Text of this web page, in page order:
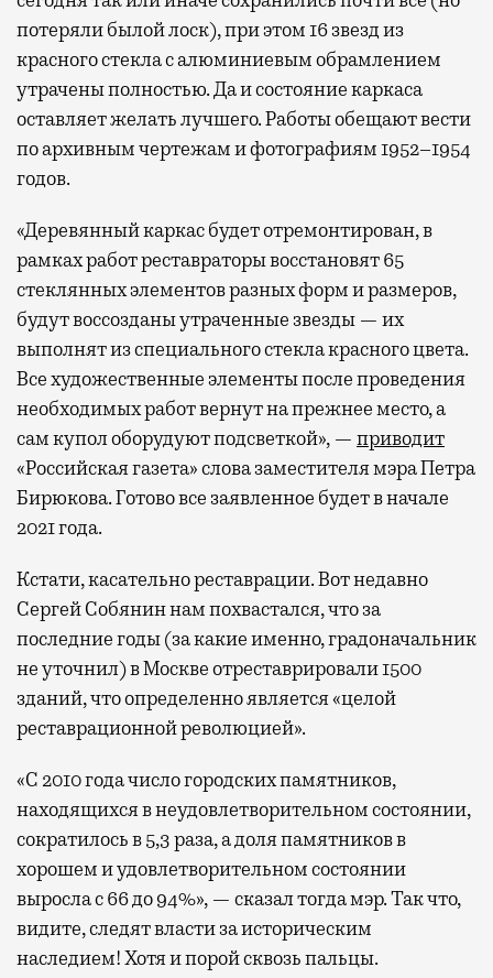
потеряли былой лоск), при этом 16 звезд из
красного стекла с алюминиевым обрамлением
утрачены полностью. Да и состояние каркаса
оставляет желать лучшего. Работы обещают вести
по архивным чертежам и фотографиям 1952–1954
годов.
«Деревянный каркас будет отремонтирован, в
рамках работ реставраторы восстановят 65
стеклянных элементов разных форм и размеров,
будут воссозданы утраченные звезды — их
выполнят из специального стекла красного цвета.
Все художественные элементы после проведения
необходимых работ вернут на прежнее место, а
сам купол оборудуют подсветкой», — приводит
«Российская газета» слова заместителя мэра Петра
Бирюкова. Готово все заявленное будет в начале
2021 года.
Кстати, касательно реставрации. Вот недавно
Сергей Собянин нам похвастался, что за
последние годы (за какие именно, градоначальник
не уточнил) в Москве отреставрировали 1500
зданий, что определенно является «целой
реставрационной революцией».
«С 2010 года число городских памятников,
находящихся в неудовлетворительном состоянии,
сократилось в 5,3 раза, а доля памятников в
хорошем и удовлетворительном состоянии
выросла с 66 до 94%», — сказал тогда мэр. Так что,
видите, следят власти за историческим
наследием! Хотя и порой сквозь пальцы.